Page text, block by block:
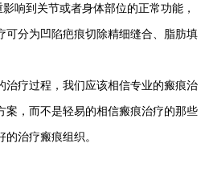
响到关节或者身体部位的正常功能，
可分为凹陷疤痕切除精细缝合、脂肪填
治疗过程，我们应该相信专业的瘢痕治
案，而不是轻易的相信瘢痕治疗的那些
治疗瘢痕组织。